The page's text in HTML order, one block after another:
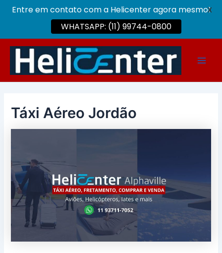
conteúdo
Táxi Aéreo Jordão
Entre em contato com a Helicenter agora mesmo!
WHATSAPP: (11) 99744-0800
X